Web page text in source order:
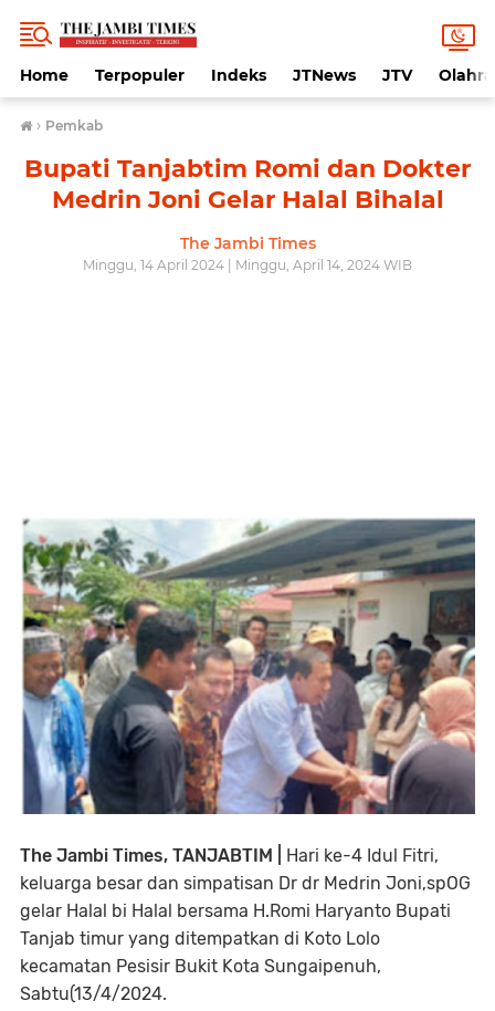
Home Terpopuler Indeks JTNews JTV
› Pemkab
Bupati Tanjabtim Romi dan Dokter
Medrin Joni Gelar Halal Bihalal
The Jambi Times
Minggu, 14 April 2024 | Minggu, April 14, 2024 WIB
The Jambi Times, TANJABTIM |
Hari ke-4 Idul Fitri,
keluarga besar dan simpatisan Dr dr Medrin Joni,spOG
gelar Halal bi Halal bersama H.Romi Haryanto Bupati
Tanjab timur yang ditempatkan di Koto Lolo
kecamatan Pesisir Bukit Kota Sungaipenuh,
Sabtu(13/4/2024.